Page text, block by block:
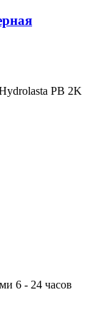
PB 2K
6 - 24 часов